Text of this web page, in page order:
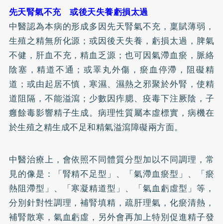
先天腎氣不充 或後天失養虧損太過
中醫認為本病的形成多因先天腎氣不充，稟賦薄弱，
生殖之精無所化源；或因後天失養，虧損太過，脾氣
不健，肝血不充，精血乏源；也可因氣滯血瘀，脈絡
陰塞，精道不通；或睪丸外傷，瘀血停滯，阻礙精
道；或由起居不慎，寒濕、濕熱之邪聚於外腎，使精
道阻隔，不能溢瀉；少數因痄腮、疫毒下注厥陰，子
癰餘毒影響精子生成。病理性質屬本虛標實，病機在
於生殖之精生成不足和精氣溢瀉障礙兩方面。
中醫治療上，會依照不同體質分型加以不同調理，常
見的像是：「腎精不足型」、「氣滯血瘀型」、「瘀
熱阻滯型」、「寒凝精道型」、「氣血虧虛型」等，
分別針對性調理，補腎填精，疏肝理氣，化瘀清熱，
補腎散寒，氣血虧虛，另外會再加上特別促進精子發